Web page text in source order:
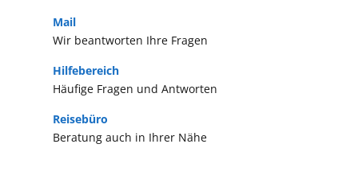
Häufige Fragen und Antworten
Hilfebereich
Wir beantworten Ihre Fragen
Mail
Beratung auch in Ihrer Nähe
Reisebüro